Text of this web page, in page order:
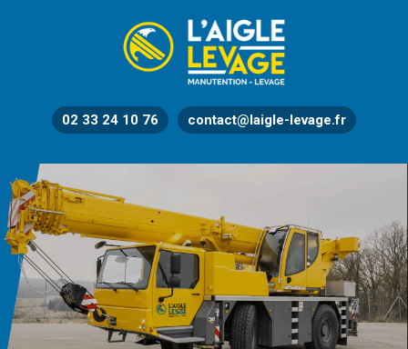
02 33 24 10 76 contact@laigle-levage.fr